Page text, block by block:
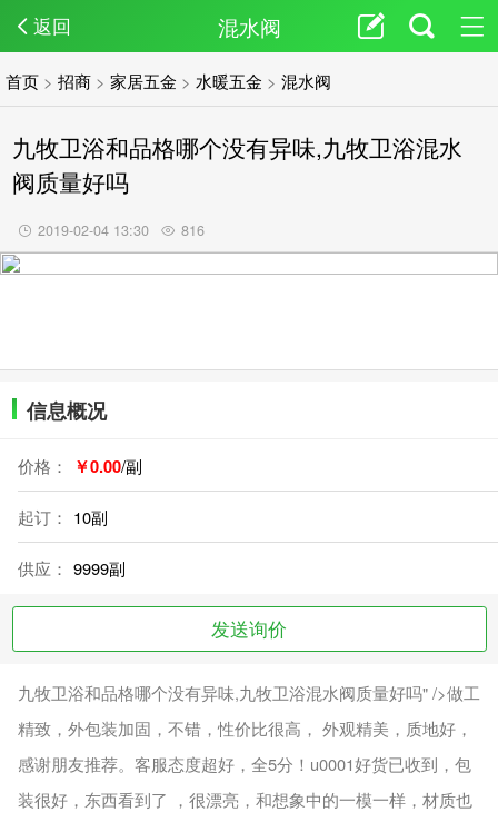
返回 混水阀
首页 >招商 >家居五金 >水暖五金 >混水阀
九牧卫浴和品格哪个没有异味,九牧卫浴混水
阀质量好吗
2019-02-04 13:30 816
信息概况
价格： ￥0.00/副
起订： 10副
供应： 9999副
发送询价
九牧卫浴和品格哪个没有异味,九牧卫浴混水阀质量好吗" />做工
精致，外包装加固，不错，性价比很高， 外观精美，质地好，
感谢朋友推荐。客服态度超好，全5分！u0001好货已收到，包
装很好，东西看到了 ，很漂亮，和想象中的一模一样，材质也